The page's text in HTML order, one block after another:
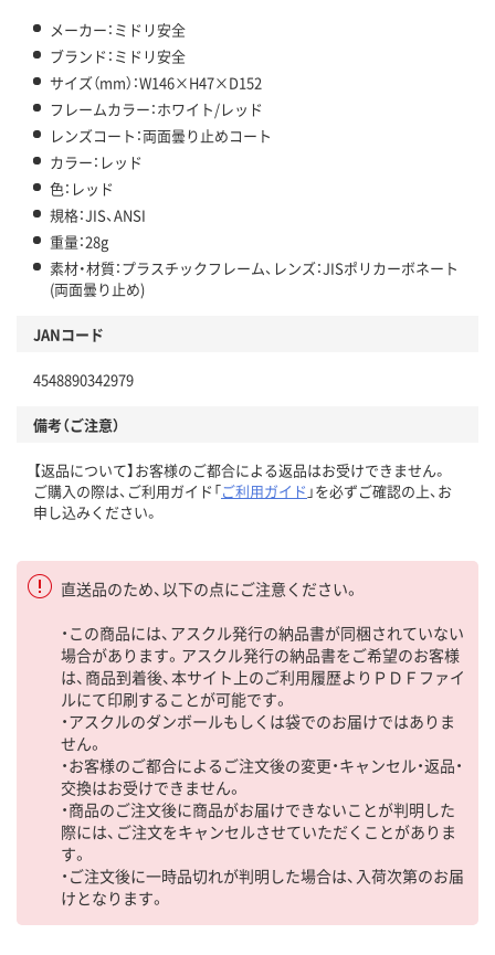
メーカー：ミドリ安全
ブランド：ミドリ安全
サイズ（mm）：W146×H47×D152
フレームカラー：ホワイト/レッド
レンズコート：両面曇り止めコート
カラー：レッド
色：レッド
規格：JIS、ANSI
重量：28g
素材・材質：プラスチックフレーム、レンズ：JISポリカーボネート
(両面曇り止め)
JANコード
4548890342979
備考（ご注意）
【返品について】お客様のご都合による返品はお受けできません。
ご購入の際は、ご利用ガイド「ご利用ガイド 」を必ずご確認の上、お
申し込みください。
直送品のため、以下の点にご注意ください。
・この商品には、アスクル発行の納品書が同梱されていない
場合があります。アスクル発行の納品書をご希望のお客様
は、商品到着後、本サイト上のご利用履歴よりＰＤＦファイ
ルにて印刷することが可能です。
・アスクルのダンボールもしくは袋でのお届けではありま
せん。
・お客様のご都合によるご注文後の変更・キャンセル・返品・
交換はお受けできません。
・商品のご注文後に商品がお届けできないことが判明した
際には、ご注文をキャンセルさせていただくことがありま
す。
・ご注文後に一時品切れが判明した場合は、入荷次第のお届
けとなります。